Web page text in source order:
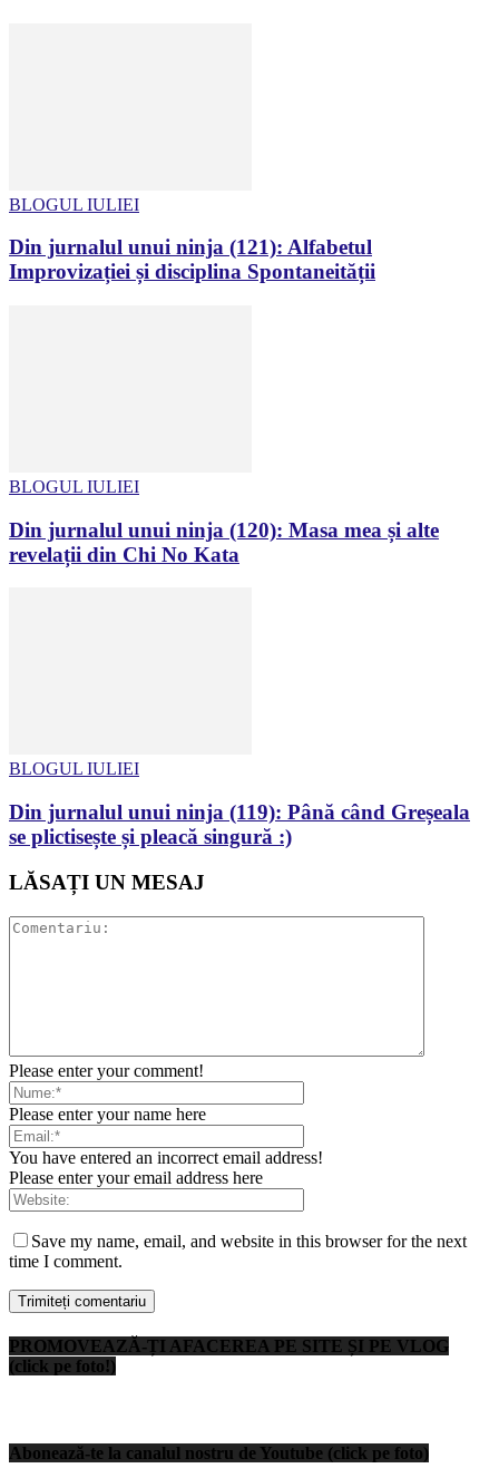
BLOGUL IULIEI
Din jurnalul unui ninja (121): Alfabetul
Improvizației și disciplina Spontaneității
BLOGUL IULIEI
Din jurnalul unui ninja (120): Masa mea și alte
revelații din Chi No Kata
BLOGUL IULIEI
Din jurnalul unui ninja (119): Până când Greșeala
se plictisește și pleacă singură :)
LĂSAȚI UN MESAJ
Please enter your comment!
Please enter your name here
You have entered an incorrect email address!
Please enter your email address here
Save my name, email, and website in this browser for the next
time I comment.
PROMOVEAZĂ-ȚI AFACEREA PE SITE ȘI PE VLOG
(click pe foto!)
Abonează-te la canalul nostru de Youtube (click pe foto)